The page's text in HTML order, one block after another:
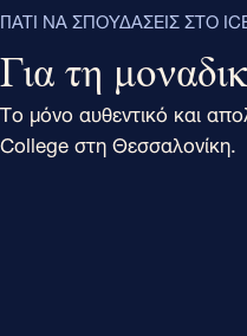
ΓΙΑΤΙ ΝΑ ΣΠΟΥΔΑΣΕΙΣ ΣΤΟ
Για τη
Το μόνο αυθεντικό και
College στη Θεσσαλονίκη.